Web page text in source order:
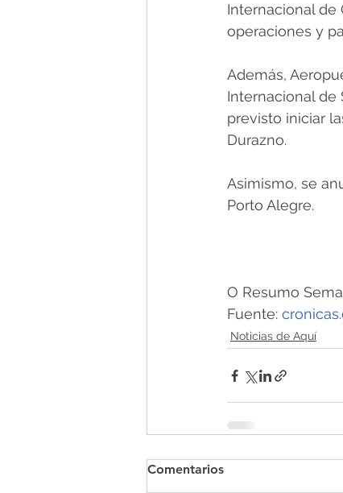
Internacional de
operaciones y
Además,
Internacional de
previsto iniciar
Durazno.
Asimismo, se
Porto Alegre.
O Resumo
Fuente:
Noticias de Aquí
Comentarios